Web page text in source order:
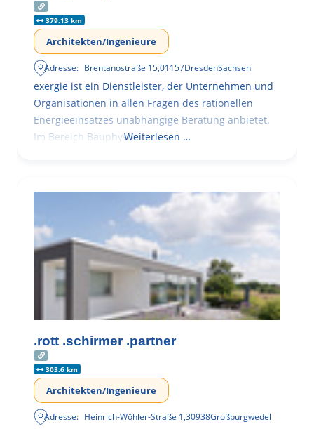
379.13 km
Architekten/Ingenieure
Adresse: Brentanostraße 15,01157DresdenSachsen
exergie ist ein Dienstleister, der Unternehmen und
Organisationen in allen Fragen des rationellen
Energieeinsatzes unabhängige Beratung anbietet.
Im Bereich BauphysikWeiterlesen …
.rott .schirmer .partner
303.6 km
Architekten/Ingenieure
Adresse: Heinrich-Wöhler-Straße 1,30938Großburgwedel